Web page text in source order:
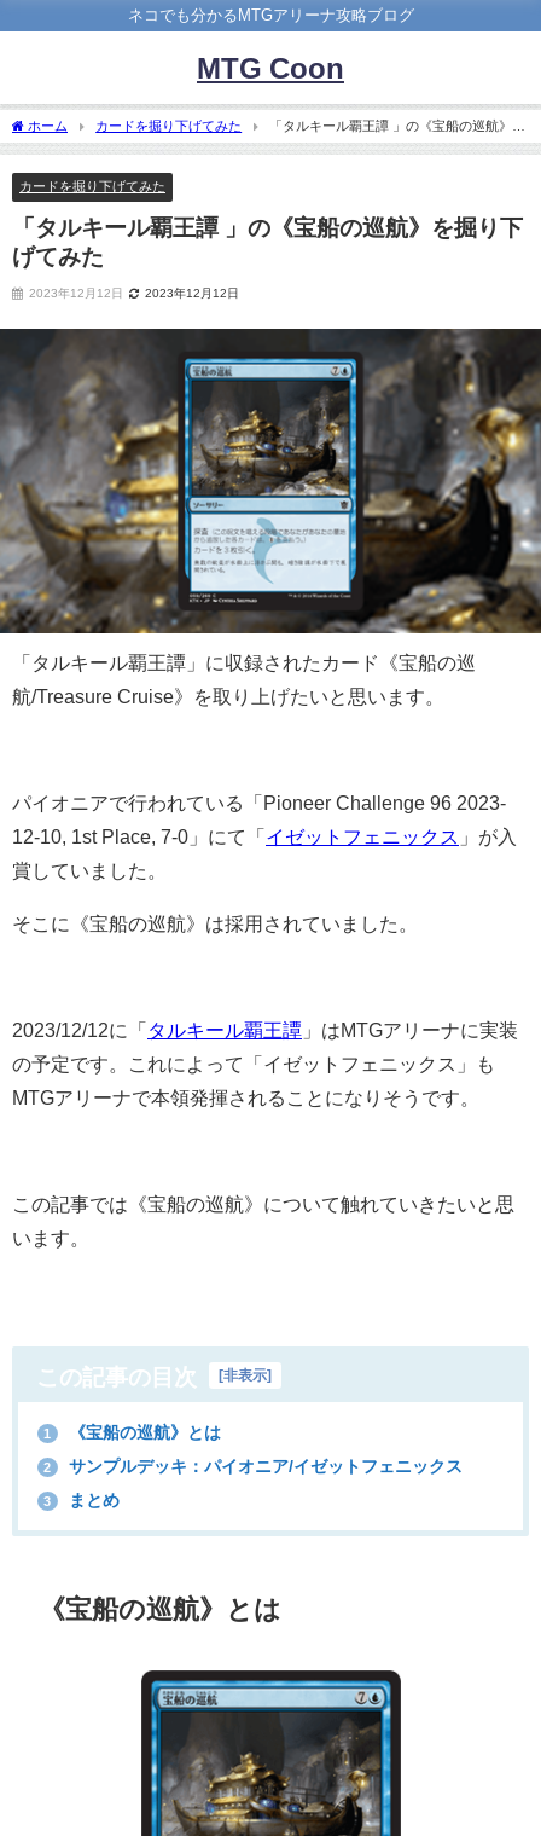
ネコでも分かるMTGアリーナ攻略ブログ
MTG Coon
ホーム カードを掘り下げてみた
「タルキール覇王譚 」の《宝船の巡航》を
掘り下げてみた
カードを掘り下げてみた
「タルキール覇王譚 」の《宝船の巡航》を掘り下
げてみた
2023年12月12日 2023年12月12日
「タルキール覇王譚」に収録されたカード《宝船の巡
航/Treasure Cruise》を取り上げたいと思います。
パイオニアで行われている「Pioneer Challenge 96 2023-
12-10, 1st Place, 7-0」にて「 イゼットフェニックス 」が入
賞していました。
そこに《宝船の巡航》は採用されていました。
2023/12/12に「 タルキール覇王譚 」はMTGアリーナに実装
の予定です。これによって「イゼットフェニックス」も
MTGアリーナで本領発揮されることになりそうです。
この記事では《宝船の巡航》について触れていきたいと思
います。
この記事の目次 非表示
1 《宝船の巡航》とは
2 サンプルデッキ：パイオニア/イゼットフェニックス
3 まとめ
《宝船の巡航》とは